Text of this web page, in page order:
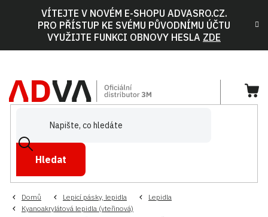
VÍTEJTE V NOVÉM E-SHOPU ADVASRO.CZ.
PRO PŘÍSTUP KE SVÉMU PŮVODNÍMU ÚČTU
VYUŽIJTE FUNKCI OBNOVY HESLA ZDE
Hledat
Domů Lepicí pásky, lepidla
Lepidla
Kyanoakrylátová lepidla (vteřinová)